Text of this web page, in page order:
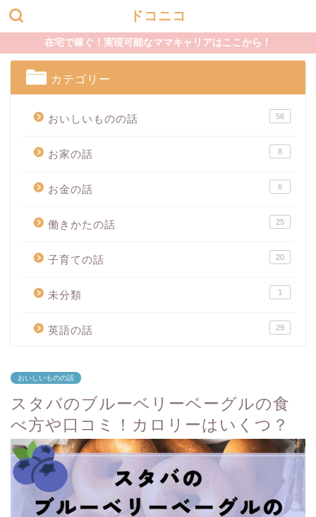
ドコニコ
在宅で稼ぐ！実現可能なママキャリアはここから！
カテゴリー
おいしいものの話 56
お家の話 8
お金の話 6
働きかたの話 25
子育ての話 20
未分類 1
英語の話 29
おいしいものの話
スタバのブルーベリーベーグルの食
べ方や口コミ！カロリーはいくつ？